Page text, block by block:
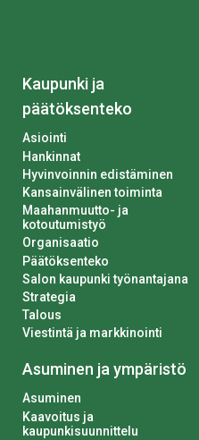
Kaupunki ja
päätöksenteko
Asiointi
Hankinnat
Hyvinvoinnin edistäminen
Kansainvälinen toiminta
Maahanmuutto- ja
kotoutumistyö
Organisaatio
Päätöksenteko
Salon kaupunki työnantajana
Strategia
Talous
Viestintä ja markkinointi
Asuminen ja ympäristö
Asuminen
Kaavoitus ja
kaupunkisuunnittelu